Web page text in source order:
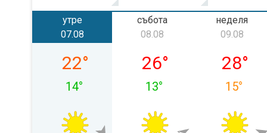
утре
петък, 07.08
07.08
22°
14°
събота
събота, 08.08
08.08
26°
13°
неделя
неделя,
09.08
28°
15°